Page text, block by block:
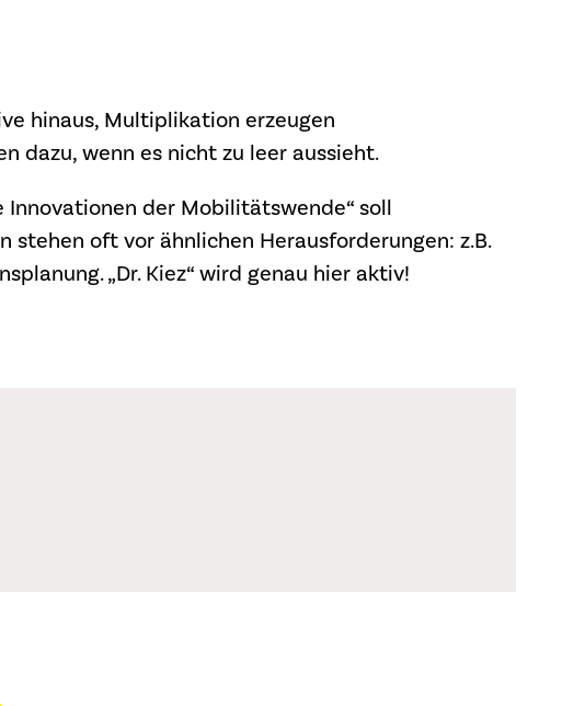
hinaus, Multiplikation erzeugen
dazu, wenn es nicht zu leer aussieht.
Innovationen der Mobilitätswende“ soll
oft vor ähnlichen Herausforderungen: z.B.
„Dr. Kiez“ wird genau hier aktiv!